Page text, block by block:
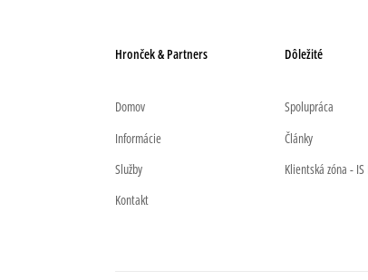
Hronček & Partners
Domov
Informácie
Služby
Kontakt
Dôležité
Spolupráca
Články
Klientská zóna - IS